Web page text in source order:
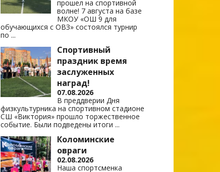
прошел на спортивной
волне! 7 августа на базе
МКОУ «ОШ 9 для
обучающихся с ОВЗ» состоялся турнир
по...
Спортивный
праздник время
заслуженных
наград!
07.08.2026
В преддверии Дня
физкультурника на спортивном стадионе
СШ «Виктория» прошло торжественное
событие. Были подведены итоги ...
Коломинские
овраги
02.08.2026
Наша спортсменка